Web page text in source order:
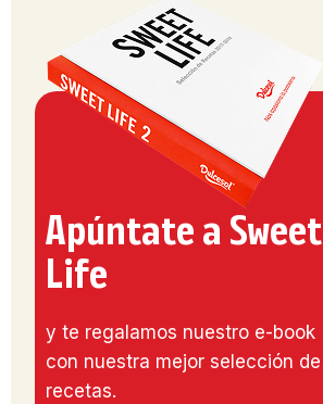
Apúntate a Sweet
Life
y te regalamos nuestro e-book
con nuestra mejor selección de
recetas.